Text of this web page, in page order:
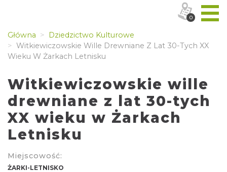
Główna
Dziedzictwo Kulturowe
Witkiewiczowskie Wille Drewniane Z Lat 30-Tych XX
Wieku W Żarkach Letnisku
Witkiewiczowskie wille
drewniane z lat 30-tych
XX wieku w Żarkach
Letnisku
Miejscowość:
ŻARKI-LETNISKO
0